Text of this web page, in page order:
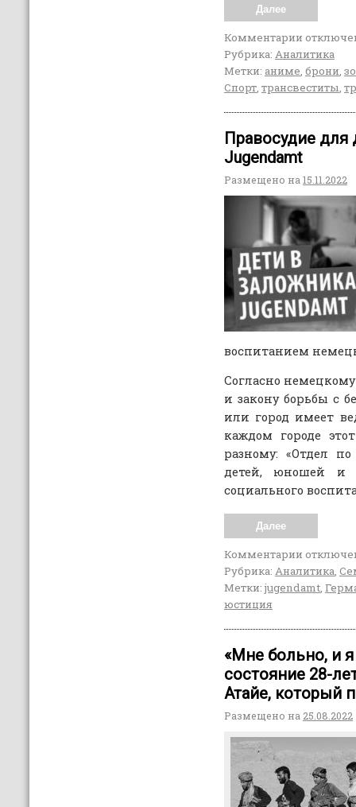
Далее
Комментарии
Рубрика: Аналитика
Метки: аниме, брони,
Спорт, трансвеститы,
Правосудие для
Jugendamt
Размещено на15.11.2022
воспитанием
Согласно
и закону борьбы с
или город имеет
каждом городе
разному: «Отдел
детей, юношей и
социального
Далее
Комментарии
Рубрика: Аналитика,
Метки: jugendamt,
юстиция
«Мне больно, и
состояние 28-
Атайе, который
Размещено на 25.08.2022